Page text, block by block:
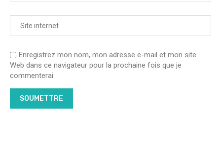
Enregistrez mon nom, mon adresse e-mail et mon site
Web dans ce navigateur pour la prochaine fois que je
commenterai.